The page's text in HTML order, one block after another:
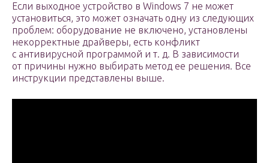
Если выходное устройство в Windows 7 не может
установиться, это может означать одну из следующих
проблем: оборудование не включено, установлены
некорректные драйверы, есть конфликт
с антивирусной программой и т. д. В зависимости
от причины нужно выбирать метод ее решения. Все
инструкции представлены выше.